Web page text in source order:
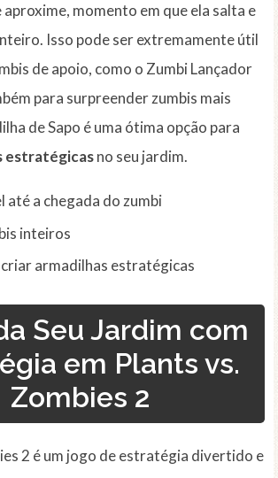
aproxime, momento em que ela salta e
Isso pode ser extremamente útil
de apoio, como o Zumbi Lançador
para surpreender zumbis mais
de Sapo é uma ótima opção para
estratégicasno seu jardim.
até a chegada do zumbi
inteiros
armadilhas estratégicas
Seu Jardim com
em Plants vs.
Zombies 2
2 é um jogo de estratégia divertido e